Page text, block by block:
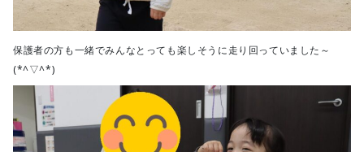
保護者の方も一緒でみんなとっても楽しそうに走り回っていました～
(*^▽^*)